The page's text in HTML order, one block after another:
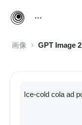
画像 GPT Image 2